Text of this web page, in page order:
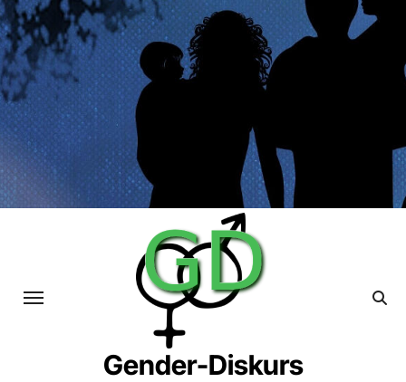
Skip
to
content
Gender-Diskurs